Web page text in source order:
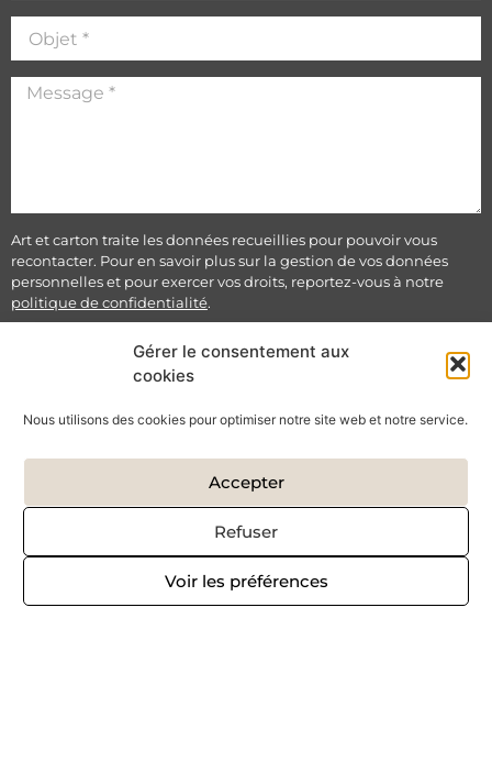
Gérer le consentement aux
cookies
Nous utilisons des cookies pour optimiser notre site web et notre service.
Accepter
Refuser
Voir les préférences
Art et carton traite les données recueillies pour pouvoir vous
recontacter. Pour en savoir plus sur la gestion de vos données
personnelles et pour exercer vos droits, reportez-vous à notre
politique de confidentialité.
SUIVEZ-MOI SUR :